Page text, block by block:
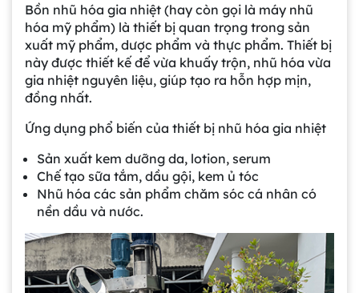
Bồn nhũ hóa gia nhiệt (hay còn gọi là máy nhũ
hóa mỹ phẩm) là thiết bị quan trọng trong sản
xuất mỹ phẩm, dược phẩm và thực phẩm. Thiết bị
này được thiết kế để vừa khuấy trộn, nhũ hóa vừa
gia nhiệt nguyên liệu, giúp tạo ra hỗn hợp mịn,
đồng nhất.
Ứng dụng phổ biến của thiết bị nhũ hóa gia nhiệt
Sản xuất kem dưỡng da, lotion, serum
Chế tạo sữa tắm, dầu gội, kem ủ tóc
Nhũ hóa các sản phẩm chăm sóc cá nhân có
nền dầu và nước.